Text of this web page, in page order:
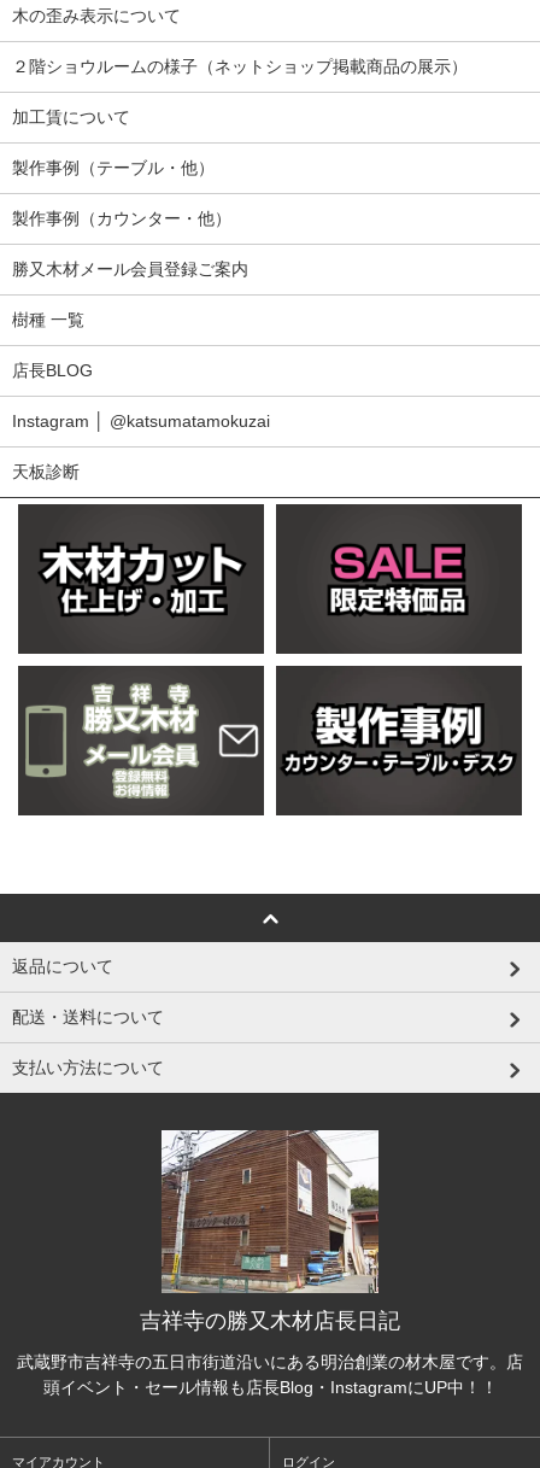
木の歪み表示について
２階ショウルームの様子（ネットショップ掲載商品の展示）
加工賃について
製作事例（テーブル・他）
製作事例（カウンター・他）
勝又木材メール会員登録ご案内
樹種 一覧
店長BLOG
Instagram │ @katsumatamokuzai
天板診断
返品について
配送・送料について
支払い方法について
吉祥寺の勝又木材店長日記
武蔵野市吉祥寺の五日市街道沿いにある明治創業の材木屋です。店
頭イベント・セール情報も店長Blog・InstagramにUP中！！
マイアカウント ログイン